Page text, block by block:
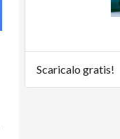
Scaricalo gratis!